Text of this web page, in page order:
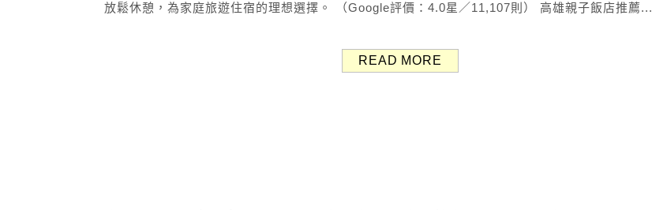
放鬆休憩，為家庭旅遊住宿的理想選擇。 （Google評價：4.0星／11,107則） 高雄親子飯店推薦...
READ MORE